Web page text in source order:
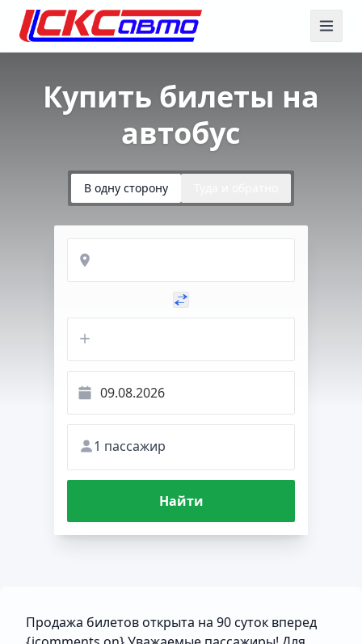
Купить билеты на
автобус
В одну сторону
1 пассажир
Найти
Продажа билетов открыта на 90 суток вперед